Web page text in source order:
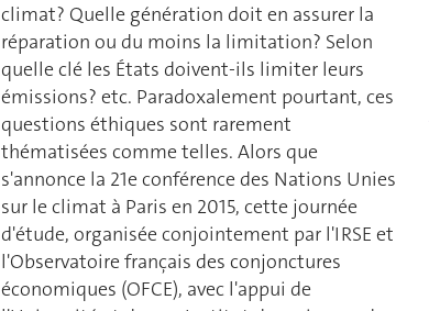
climat? Quelle génération doit en assurer la
réparation ou du moins la limitation? Selon
quelle clé les États doivent-ils limiter leurs
émissions? etc. Paradoxalement pourtant, ces
questions éthiques sont rarement
thématisées comme telles. Alors que
s'annonce la 21e conférence des Nations Unies
sur le climat à Paris en 2015, cette journée
d'étude, organisée conjointement par l'IRSE et
l'Observatoire français des conjonctures
économiques (OFCE), avec l'appui de